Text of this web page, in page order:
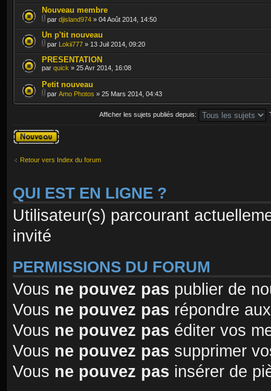
Nouveau membre
par djisland974 » 04 Août 2014, 14:50
Un p'tit nouveau
par Lokii777 » 13 Juil 2014, 09:20
PRESENTATION
par quick » 25 Avr 2014, 16:08
Petit nouveau
par Amo Photos » 25 Mars 2014, 04:43
Afficher les sujets publiés depuis:
Publier un
nouveau sujet
Retour vers Index du forum
QUI EST EN LIGNE ?
Utilisateur(s) parcourant
invité
PERMISSIONS DU FORUM
Vous ne pouvez pas publier de
Vous ne pouvez pas répondre
Vous ne pouvez pas éditer vos
Vous ne pouvez pas supprimer
Vous ne pouvez pas insérer de